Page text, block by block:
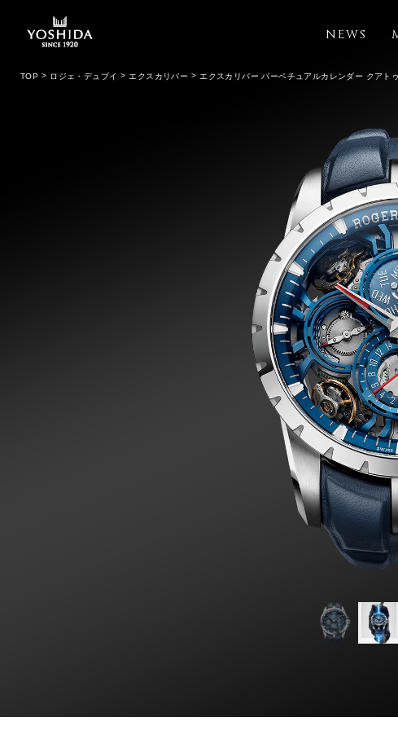
NEWS
TOP ロジェ・デュブイ エクスカリバー エクスカリバー パーペチュアルカレンダー クアト